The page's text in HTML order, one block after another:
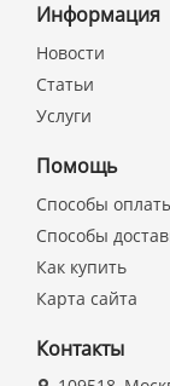
Информация
Новости
Статьи
Услуги
Помощь
Способы
Способы
Как купить
Карта сайта
Контакты